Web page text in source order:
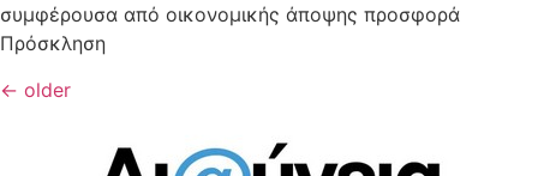
συμφέρουσα από οικονομικής άποψης προσφορά
Πρόσκληση
← older